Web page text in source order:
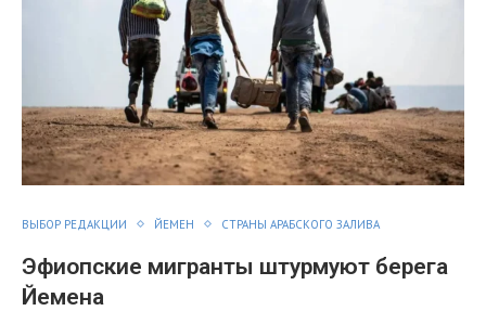
ВЫБОР РЕДАКЦИИ ЙЕМЕН СТРАНЫ АРАБСКОГО ЗАЛИВА
Эфиопские мигранты штурмуют берега
Йемена